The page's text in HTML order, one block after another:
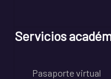
Servicios
Pasaporte virtual